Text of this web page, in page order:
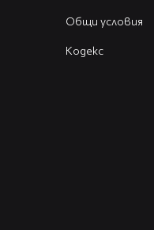
Общи условия
Кодекс